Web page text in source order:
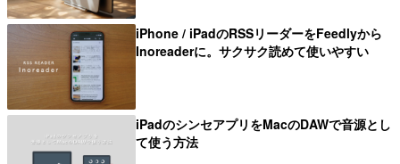
iPhone / iPadのRSSリーダーをFeedlyから
Inoreaderに。サクサク読めて使いやすい
iPadのシンセアプリをMacのDAWで音源とし
て使う方法